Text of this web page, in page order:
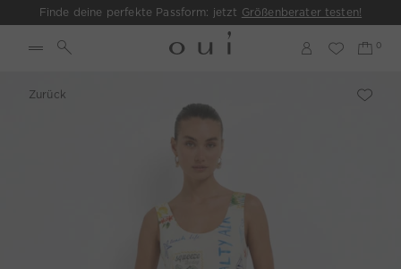
Finde deine perfekte Passform: jetzt Größenberater testen!
Zurück